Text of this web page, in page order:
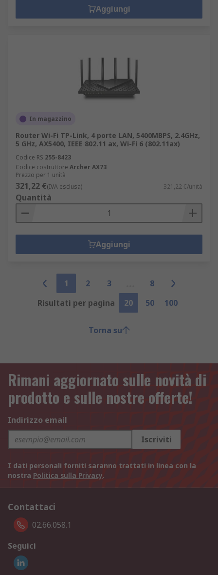
Aggiungi
In magazzino
Router Wi-Fi TP-Link, 4 porte LAN, 5400MBPS, 2.4GHz,
5 GHz, AX5400, IEEE 802.11 ax, Wi-Fi 6 (802.11ax)
Codice RS 255-8423
Codice costruttore Archer AX73
Prezzo per 1 unità
321,22 €(IVA esclusa) 321,22 €/unità
Quantità
Aggiungi
1 2 3
8
Risultati per pagina
20 50 100
Torna su
Rimani aggiornato sulle novità di
prodotto e sulle nostre offerte!
Indirizzo email
Iscriviti
I dati personali forniti saranno trattati in linea con la
nostra Politica sulla Privacy.
Contattaci
02.66.058.1
Seguici